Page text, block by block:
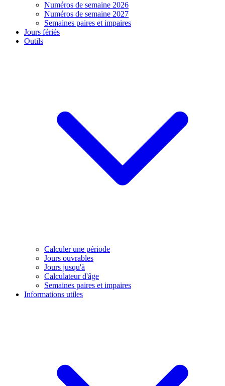
Numéros de semaine 2026
Numéros de semaine 2027
Semaines paires et impaires
Jours fériés
Outils
Calculer une période
Jours ouvrables
Jours jusqu'à
Calculateur d'âge
Semaines paires et impaires
Informations utiles